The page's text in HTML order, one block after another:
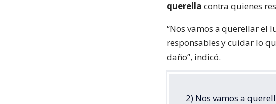
querella contra quienes
“Nos vamos a querellar el
responsables y cuidar lo
daño”, indicó.
2) Nos vamos a